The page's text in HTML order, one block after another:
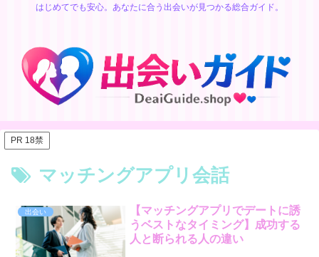
はじめてでも安心。あなたに合う出会いが見つかる総合ガイド。
PR 18禁
マッチングアプリ会話
出会い
【マッチングアプリでデートに誘
うベストなタイミング】成功する
人と断られる人の違い